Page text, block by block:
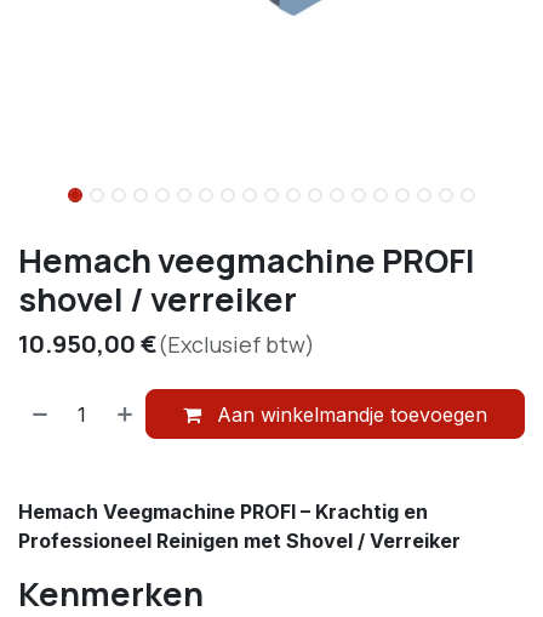
Hemach veegmachine PROFI
shovel / verreiker
10.950,00€(Exclusief btw)
Aan winkelmandje toevoegen
Hemach Veegmachine PROFI – Krachtig en
Professioneel Reinigen met Shovel / Verreiker
Kenmerken